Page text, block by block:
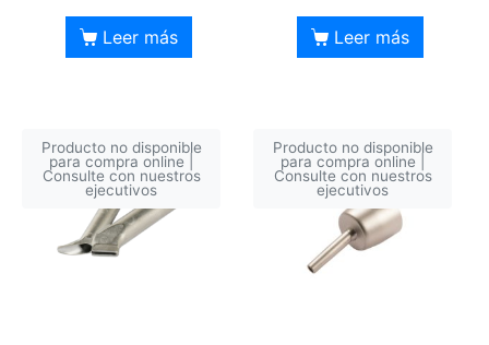
Leer más Leer más
Producto no disponible
para compra online |
Consulte con nuestros
ejecutivos
Producto no disponible
para compra online |
Consulte con nuestros
ejecutivos